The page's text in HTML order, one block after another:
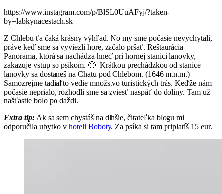
https://www.instagram.com/p/BlSL0UuAFyj/?taken-
by=labkynacestach.sk
Z Chlebu ťa čaká krásny výhľad. No my sme počasie nevychytali,
práve keď sme sa vyviezli hore, začalo pršať. Reštaurácia
Panorama, ktorá sa nachádza hneď pri hornej stanici lanovky,
zakazuje vstup so psíkom. 🙁 Krátkou prechádzkou od stanice
lanovky sa dostaneš na Chatu pod Chlebom. (1646 m.n.m.)
Samozrejme tadiaľto vedie množstvo turistických trás. Keďže nám
počasie neprialo, rozhodli sme sa zviesť naspäť do doliny. Tam už
našťastie bolo po daždi.
Extra tip: Ak sa sem chystáš na dlhšie, čitateľka blogu mi
odporučila ubytko v hoteli Boboty. Za psíka si tam priplatíš 15 eur.